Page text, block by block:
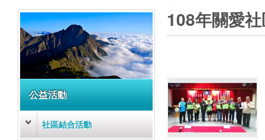
公益活動
社區結合活動
108年關愛